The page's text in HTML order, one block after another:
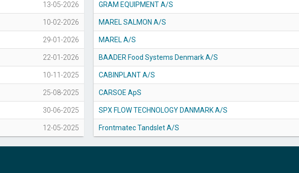
13-05-2026
10-02-2026
29-01-2026
22-01-2026
10-11-2025
25-08-2025
30-06-2025
12-05-2025
GRAM EQUIPMENT A/S
MAREL SALMON A/S
MAREL A/S
BAADER Food Systems Denmark A/S
CABINPLANT A/S
CARSOE ApS
SPX FLOW TECHNOLOGY DANMARK A/S
Frontmatec Tandslet A/S